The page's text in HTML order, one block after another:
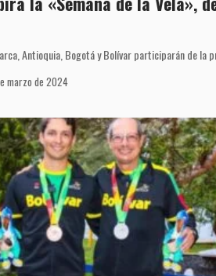
Antioquia, Bogotá y Bolívar participarán de la
marzo de 2024